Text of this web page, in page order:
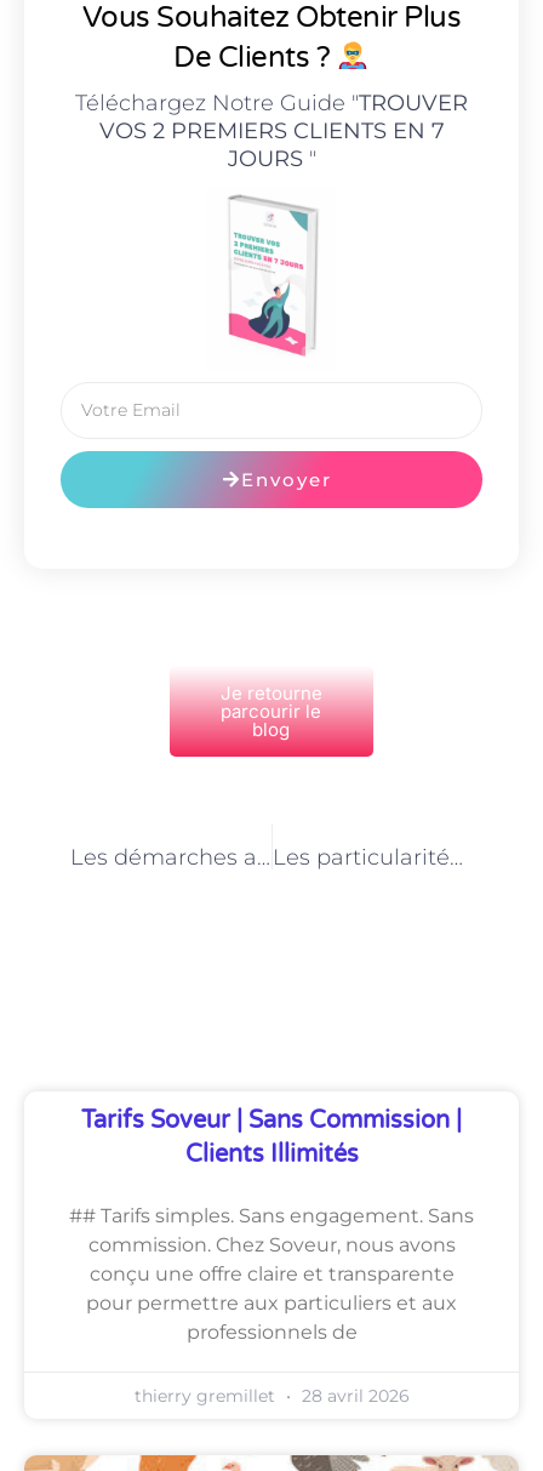
Vous Souhaitez Obtenir Plus
De Clients ?
Téléchargez Notre Guide "TROUVER
VOS 2 PREMIERS CLIENTS EN 7
JOURS"
Envoyer
Je retourne
parcourir le
blog
Les démarches administratives à accomplir pour devenir transporteur d’animaux à Paris Les particularités du transport d’animaux de ferme à Paris
Tarifs Soveur | Sans Commission |
Clients Illimités
## Tarifs simples. Sans engagement. Sans
commission. Chez Soveur, nous avons
conçu une offre claire et transparente
pour permettre aux particuliers et aux
professionnels de
thierry gremillet 28 avril 2026